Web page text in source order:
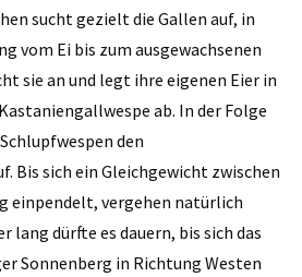
sucht gezielt die Gallen auf, in
vom Ei bis zum ausgewachsenen
sie an und legt ihre eigenen Eier in
ab. In der Folge
den
Bis sich ein Gleichgewicht zwischen
einpendelt, vergehen natürlich
lang dürfte es dauern, bis sich das
Sonnenberg in Richtung Westen